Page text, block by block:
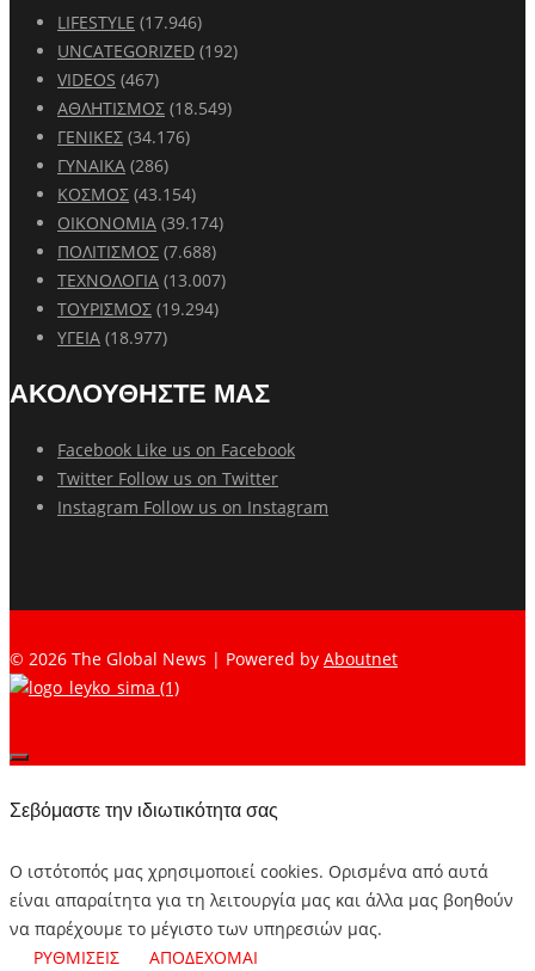
LIFESTYLE (17.946)
UNCATEGORIZED (192)
VIDEOS (467)
ΑΘΛΗΤΙΣΜΟΣ (18.549)
ΓΕΝΙΚΕΣ (34.176)
ΓΥΝΑΙΚΑ (286)
ΚΟΣΜΟΣ (43.154)
ΟΙΚΟΝΟΜΙΑ (39.174)
ΠΟΛΙΤΙΣΜΟΣ (7.688)
ΤΕΧΝΟΛΟΓΙΑ (13.007)
ΤΟΥΡΙΣΜΟΣ (19.294)
ΥΓΕΙΑ (18.977)
ΑΚΟΛΟΥΘΗΣΤΕ ΜΑΣ
Facebook Like us on Facebook
Twitter Follow us on Twitter
Instagram Follow us on Instagram
© 2026 The Global News | Powered by Aboutnet
Σεβόμαστε την ιδιωτικότητα σας
Ο ιστότοπός μας χρησιμοποιεί cookies. Ορισμένα από αυτά
είναι απαραίτητα για τη λειτουργία μας και άλλα μας βοηθούν
να παρέχουμε το μέγιστο των υπηρεσιών μας.
ΡΥΘΜΙΣΕΙΣ
ΑΠΟΔΕΧΟΜΑΙ